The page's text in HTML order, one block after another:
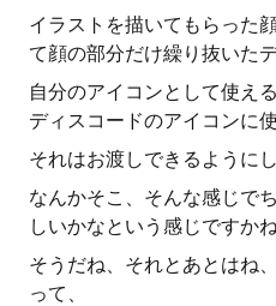
イラストを描いてもらった
て顔の部分だけ繰り抜いたデ
自分のアイコンとして使え
ディスコードのアイコンに
それはお渡しできるように
なんかそこ、そんな感じで
しいかなという感じですかね
そうだね、それとあとはね
って、